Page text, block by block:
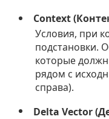
Context
Условия, при
подстановки.
которые
рядом с
справа).
Delta Vector